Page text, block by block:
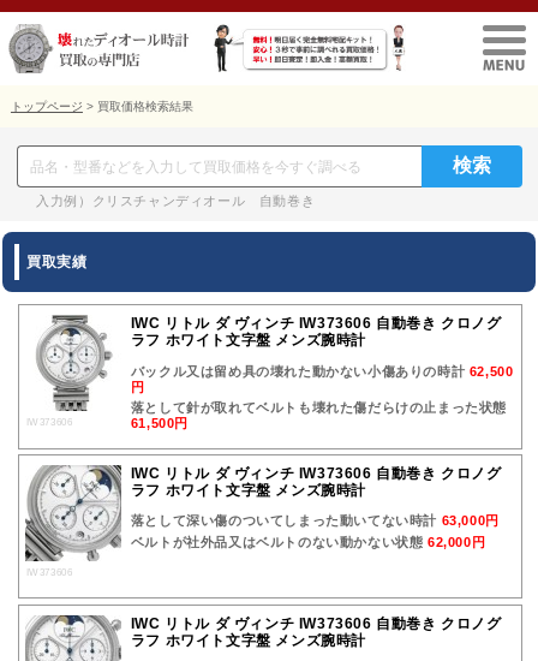
トップページ > 買取価格検索結果
入力例）クリスチャンディオール 自動巻き
買取実績
IW373606
IWC リトル ダ ヴィンチ IW373606 自動巻き クロノグ
ラフ ホワイト文字盤 メンズ腕時計
バックル又は留め具の壊れた動かない小傷ありの時計 62,500
円
落として針が取れてベルトも壊れた傷だらけの止まった状態
61,500円
IW373606
IWC リトル ダ ヴィンチ IW373606 自動巻き クロノグ
ラフ ホワイト文字盤 メンズ腕時計
落として深い傷のついてしまった動いてない時計 63,000円
ベルトが社外品又はベルトのない動かない状態62,000円
IWC リトル ダ ヴィンチ IW373606 自動巻き クロノグ
ラフ ホワイト文字盤 メンズ腕時計